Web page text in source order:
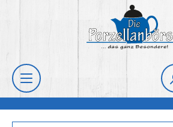
Hauptinhalt springen